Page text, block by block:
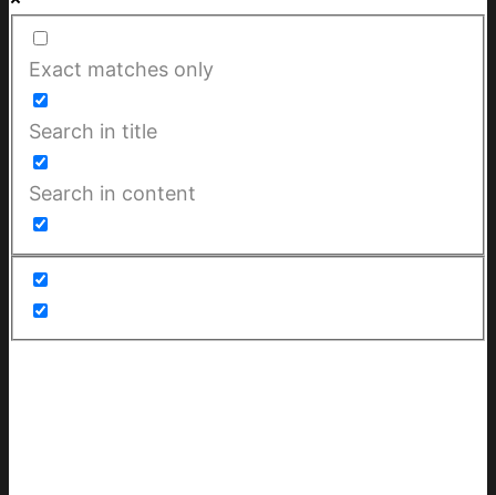
Exact matches only
Search in title
Search in content